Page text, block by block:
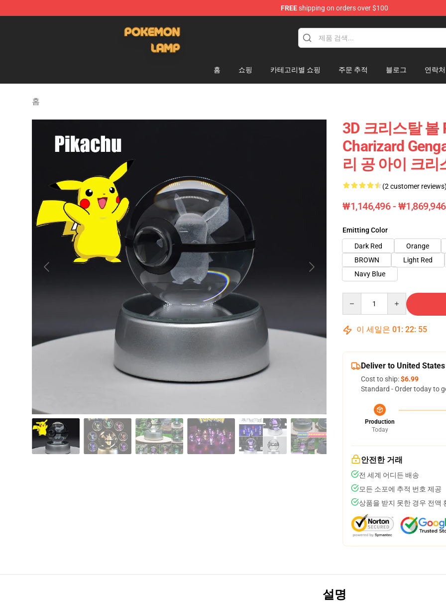
FREEshipping on orders over $100
홈 쇼핑 카테고리별 쇼핑 주문 추적 블로그 연락처
홈
3D 크리스탈 볼
Charizard
리 공 아이 크
(2 customer
₩1,146,496 - ₩1,869,946
Emitting Color
Dark Red
Orange
BROWN
Light Red
Navy Blue
이 세일은 01 : 22: 53
Deliver to United States
Cost to ship:$6.99
Standard - Order today to
Production
Today
안전한 거래
전 세계 어디든 배송
모든 소포에 추적 번호 제공
상품을 받지 못한 경우 전액
설명